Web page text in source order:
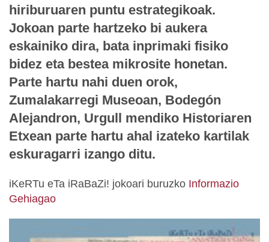
hiriburuaren puntu estrategikoak.
Jokoan parte hartzeko bi aukera
eskainiko dira, bata inprimaki fisiko
bidez eta bestea mikrosite honetan.
Parte hartu nahi duen orok,
Zumalakarregi Museoan, Bodegón
Alejandron, Urgull mendiko Historiaren
Etxean parte hartu ahal izateko kartilak
eskuragarri izango ditu.
iKeRTu eTa iRaBaZi! jokoari buruzko Informazio
Gehiagao